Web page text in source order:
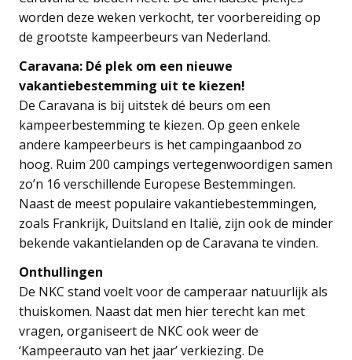
worden deze weken verkocht, ter voorbereiding op
de grootste kampeerbeurs van Nederland.
Caravana: Dé plek om een nieuwe
vakantiebestemming uit te kiezen!
De Caravana is bij uitstek dé beurs om een
kampeerbestemming te kiezen. Op geen enkele
andere kampeerbeurs is het campingaanbod zo
hoog. Ruim 200 campings vertegenwoordigen samen
zo’n 16 verschillende Europese Bestemmingen.
Naast de meest populaire vakantiebestemmingen,
zoals Frankrijk, Duitsland en Italië, zijn ook de minder
bekende vakantielanden op de Caravana te vinden.
Onthullingen
De NKC stand voelt voor de camperaar natuurlijk als
thuiskomen. Naast dat men hier terecht kan met
vragen, organiseert de NKC ook weer de
‘Kampeerauto van het jaar’ verkiezing. De